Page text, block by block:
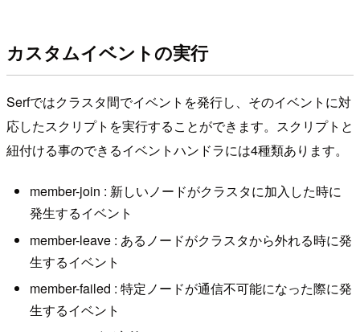
カスタムイベントの実行
Serfではクラスタ間でイベントを発行し、そのイベントに対
応したスクリプトを実行することができます。スクリプトと
紐付ける事のできるイベントハンドラには4種類あります。
member-join : 新しいノードがクラスタに加入した時に
発生するイベント
member-leave : あるノードがクラスタから外れる時に発
生するイベント
member-failed : 特定ノードが通信不可能になった際に発
生するイベント